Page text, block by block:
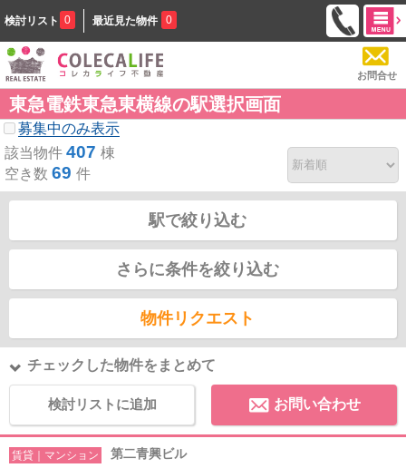
検討リスト 0 最近見た物件 0
お問合せ
東急電鉄東急東横線の駅選択画面
募集中のみ表示
該当物件 407 棟
空き数 69 件
駅で絞り込む
さらに条件を絞り込む
物件リクエスト
チェックした物件をまとめて
検討リストに追加 お問い合わせ
賃貸｜マンション 第二青興ビル